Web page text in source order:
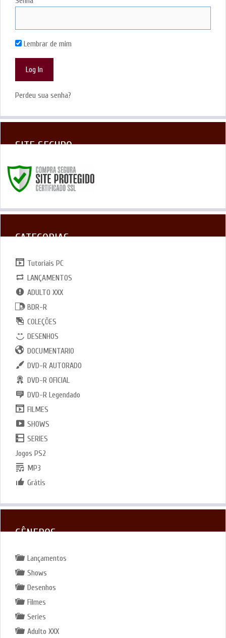
Lembrar de mim
Perdeu sua senha?
SITE SEGURO
CATEGORIAS
Tutoriais PC
LANÇAMENTOS
ADULTO XXX
BDR-R
COLEÇÕES
DESENHOS
DOCUMENTARIO
DVD-R AUTORADO
DVD-R OFICIAL
DVD-R Legendado
FILMES
SHOWS
SERIES
Jogos PS2
MP3
Grátis
GÊNEROS
Lançamentos
Shows
Desenhos
Filmes
Series
Adulto XXX